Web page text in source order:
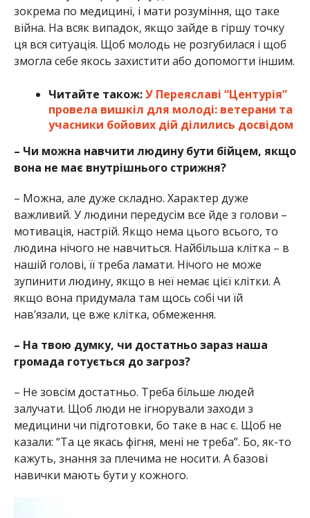
зокрема по медицині, і мати розуміння, що таке
війна. На всяк випадок, якщо зайде в гіршу точку
ця вся ситуація. Щоб молодь не розгубилася і щоб
змогла себе якось захистити або допомогти іншим.
Читайте також: У Переяславі “Центурія”
провела вишкіл для молоді: ветерани та
учасники бойових дій ділились досвідом
– Чи можна навчити людину бути бійцем, якщо
вона не має внутрішнього стрижня?
– Можна, але дуже складно. Характер дуже
важливий. У людини передусім все йде з голови –
мотивація, настрій. Якщо нема цього всього, то
людина нічого не навчиться. Найбільша клітка – в
нашій голові, її треба ламати. Нічого не може
зупинити людину, якщо в неї немає цієї клітки. А
якщо вона придумала там щось собі чи їй
нав’язали, це вже клітка, обмеження.
– На твою думку, чи достатньо зараз наша
громада готується до загроз?
– Не зовсім достатньо. Треба більше людей
залучати. Щоб люди не ігнорували заходи з
медицини чи підготовки, бо таке в нас є. Щоб не
казали: “Та це якась фігня, мені не треба”. Бо, як-то
кажуть, знання за плечима не носити. А базові
навички мають бути у кожного.